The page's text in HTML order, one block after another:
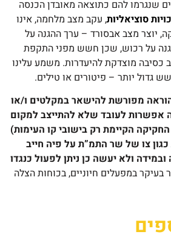
שנגרמו להם כתוצאה מאובדן הכנסה
סוציאליות, עקב מצב מלחמה, אינו
יוצר מצב אבסורד – ערך ההגנה על
על רכוש, שכן חשש מפני התקפת
כסיבה מוצדקת להיעדרות. משמע עלינו
גדול יותר – פיטורים או טילים.
מפורשת להישאר במקלטים ו/או
אפשרות לעובד שלא להתייצב למקום
הקיימת רק בישובי קו העימות)
צו של שר התמ”ת על פיה חייב
ולא יעשה כן ניתן לפעול כנגדו
בעיקר במפעלים חיוניים, בכוחות הצלה